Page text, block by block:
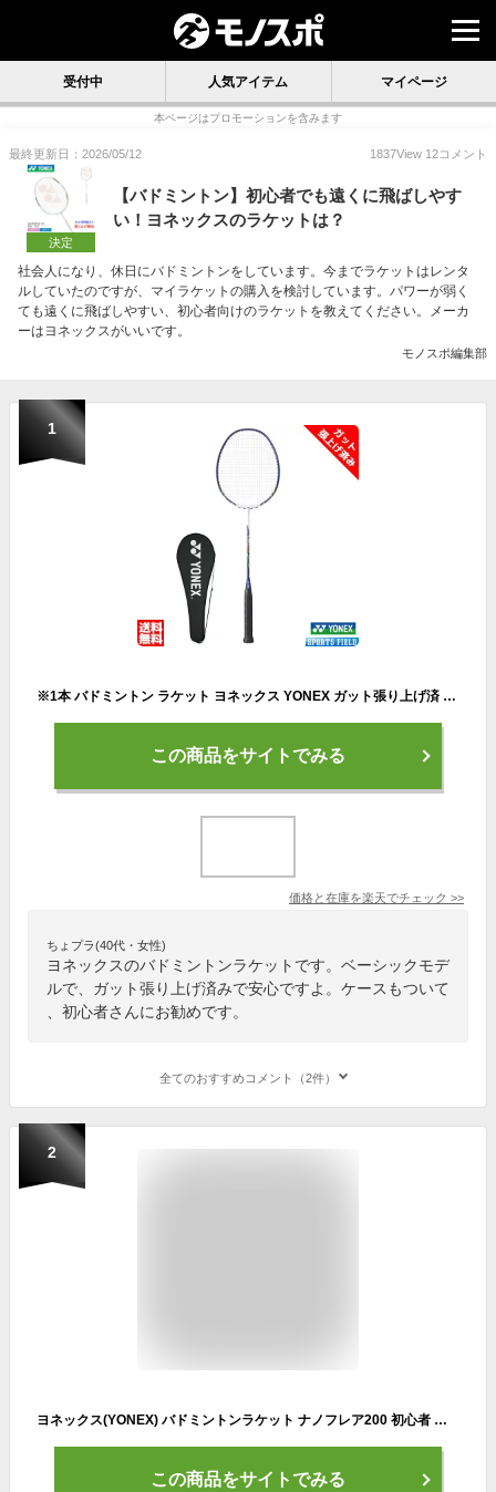
受付中 人気アイテム マイページ
本ページはプロモーションを含みます
最終更新日：2026/05/12 1837View 12コメント
決定
【バドミントン】初心者でも遠くに飛ばしやす
い！ヨネックスのラケットは？
社会人になり、休日にバドミントンをしています。今までラケットはレンタ
ルしていたのですが、マイラケットの購入を検討しています。パワーが弱く
ても遠くに飛ばしやすい、初心者向けのラケットを教えてください。メーカ
ーはヨネックスがいいです。
モノスポ編集部
1
※1本 バドミントン ラケット ヨネックス YONEX ガット張り上げ済 バドミントンラケット マッスルパワー9LT MUSLE POWER 9 LT MP9LTG ケース付 badminton racket 羽毛球拍 バドミントン ラケットケース バドミントン 初心者向け
この商品をサイトでみる
価格と在庫を楽天でチェック >>
ちょプラ(40代・女性)
ヨネックスのバドミントンラケットです。ベーシックモデ
ルで、ガット張り上げ済みで安心ですよ。ケースもついて
、初心者さんにお勧めです。
全てのおすすめコメント（2件）
2
ヨネックス(YONEX) バドミントンラケット ナノフレア200 初心者 ホワイト/ラベンダー(104) 4U5 NF200
この商品をサイトでみる